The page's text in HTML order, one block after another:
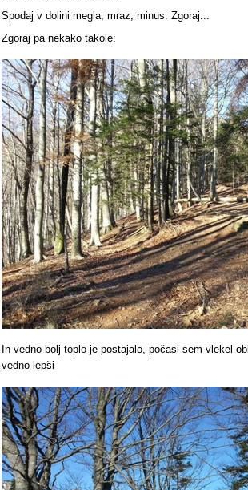
Spodaj v dolini megla, mraz, minus. Zgoraj...
Zgoraj pa nekako takole:
In vedno bolj toplo je postajalo, počasi sem vlekel
vedno lepši